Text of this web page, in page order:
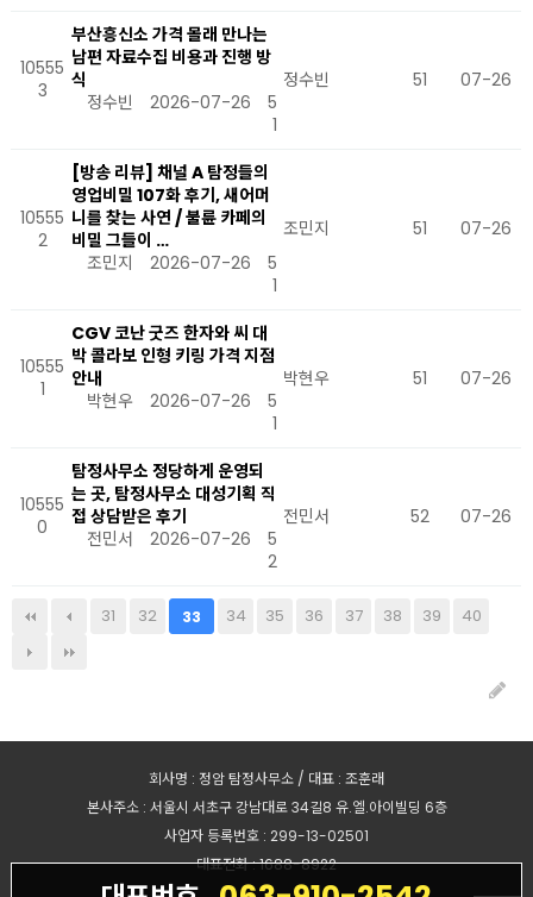
10555
3
부산흥신소 가격 몰래 만나는
남편 자료수집 비용과 진행 방
식
정수빈
2026-07-26
5
1
정수빈 51 07-26
10555
2
[방송 리뷰] 채널 A 탐정들의
영업비밀 107화 후기, 새어머
니를 찾는 사연 / 불륜 카페의
비밀 그들이 …
조민지
2026-07-26
5
1
조민지 51 07-26
10555
1
CGV 코난 굿즈 한자와 씨 대
박 콜라보 인형 키링 가격 지점
안내
박현우
2026-07-26
5
1
박현우 51 07-26
10555
0
탐정사무소 정당하게 운영되
는 곳, 탐정사무소 대성기획 직
접 상담받은 후기
전민서
2026-07-26
5
2
전민서 52 07-26
31 32 33 34 35 36 37 38 39 40
회사명 : 정암 탐정사무소 / 대표 : 조훈래
본사주소 : 서울시 서초구 강남대로 34길8 유.엘.아이빌딩 6층
사업자 등록번호 : 299-13-02501
대표전화 : 1688-8922